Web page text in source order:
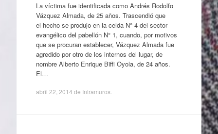
La víctima fue identificada como Andrés Rodolfo
Vázquez Almada, de 25 años. Trascendió que
el hecho se produjo en la celda N° 4 del sector
evangélico del pabellón N° 1, cuando, por motivos
que se procuran establecer, Vázquez Almada fue
agredido por otro de los internos del lugar, de
nombre Alberto Enrique Biffi Oyola, de 24 años.
El…
abril 22, 2014 de Intramuros.